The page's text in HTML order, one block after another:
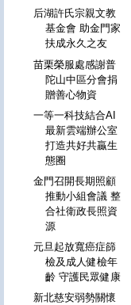
后湖許氏宗親文教
基金會 助金門家
扶成永久之友
苗栗榮服處感謝普
陀山中區分會捐
贈善心物資
一等一科技結合AI
最新雲端辦公室
打造共好共贏生
態圈
金門召開長期照顧
推動小組會議 整
合社衛政長照資
源
元旦起放寬癌症篩
檢及成人健檢年
齡 守護民眾健康
新北慈安弱勢關懷